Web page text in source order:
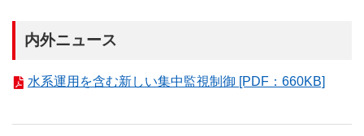
内外ニュース
水系運用を含む新しい集中監視制御 [PDF：660KB]